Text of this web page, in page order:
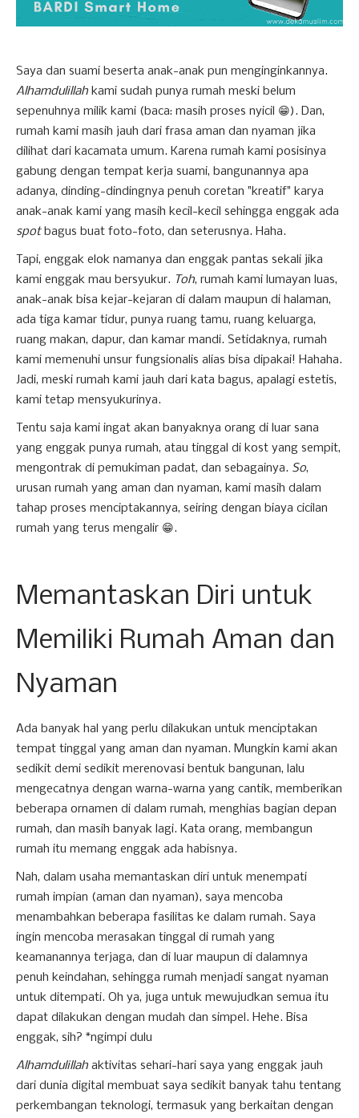
Saya dan suami beserta anak-anak pun menginginkannya.
Alhamdulillah kami sudah punya rumah meski belum
sepenuhnya milik kami (baca: masih proses nyicil 😁). Dan,
rumah kami masih jauh dari frasa aman dan nyaman jika
dilihat dari kacamata umum. Karena rumah kami posisinya
gabung dengan tempat kerja suami, bangunannya apa
adanya, dinding-dindingnya penuh coretan "kreatif" karya
anak-anak kami yang masih kecil-kecil sehingga enggak ada
spotbagus buat foto-foto, dan seterusnya. Haha.
Tapi, enggak elok namanya dan enggak pantas sekali jika
kami enggak mau bersyukur. Toh, rumah kami lumayan luas,
anak-anak bisa kejar-kejaran di dalam maupun di halaman,
ada tiga kamar tidur, punya ruang tamu, ruang keluarga,
ruang makan, dapur, dan kamar mandi. Setidaknya, rumah
kami memenuhi unsur fungsionalis alias bisa dipakai! Hahaha.
Jadi, meski rumah kami jauh dari kata bagus, apalagi estetis,
kami tetap mensyukurinya.
Tentu saja kami ingat akan banyaknya orang di luar sana
yang enggak punya rumah, atau tinggal di kost yang sempit,
mengontrak di pemukiman padat, dan sebagainya. So,
urusan rumah yang aman dan nyaman, kami masih dalam
tahap proses menciptakannya, seiring dengan biaya cicilan
rumah yang terus mengalir 😁.
Memantaskan Diri untuk
Memiliki Rumah Aman dan
Nyaman
Ada banyak hal yang perlu dilakukan untuk menciptakan
tempat tinggal yang aman dan nyaman. Mungkin kami akan
sedikit demi sedikit merenovasi bentuk bangunan, lalu
mengecatnya dengan warna-warna yang cantik, memberikan
beberapa ornamen di dalam rumah, menghias bagian depan
rumah, dan masih banyak lagi. Kata orang, membangun
rumah itu memang enggak ada habisnya.
Nah, dalam usaha memantaskan diri untuk menempati
rumah impian (aman dan nyaman), saya mencoba
menambahkan beberapa fasilitas ke dalam rumah. Saya
ingin mencoba merasakan tinggal di rumah yang
keamanannya terjaga, dan di luar maupun di dalamnya
penuh keindahan, sehingga rumah menjadi sangat nyaman
untuk ditempati. Oh ya, juga untuk mewujudkan semua itu
dapat dilakukan dengan mudah dan simpel. Hehe. Bisa
enggak, sih? *ngimpi dulu
Alhamdulillah aktivitas sehari-hari saya yang enggak jauh
dari dunia digital membuat saya sedikit banyak tahu tentang
perkembangan teknologi, termasuk yang berkaitan dengan